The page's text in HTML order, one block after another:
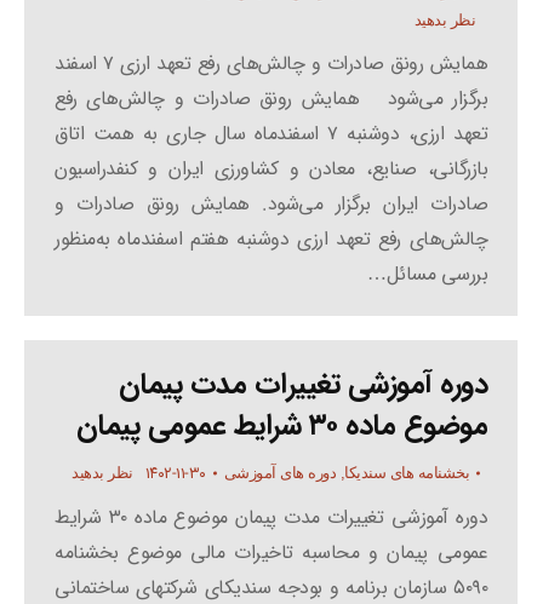
نظر بدهید
همایش رونق صادرات و چالش‌های رفع تعهد ارزی ۷ اسفند
برگزار می‌شود همایش رونق صادرات و چالش‌های رفع
تعهد ارزی، دوشنبه ۷ اسفندماه سال جاری به همت اتاق
بازرگانی، صنایع، معادن و کشاورزی ایران و کنفدراسیون
صادرات ایران برگزار می‌شود. همایش رونق صادرات و
چالش‌های رفع تعهد ارزی دوشنبه هفتم اسفندماه به‌منظور
بررسی مسائل…
دوره آموزشی تغییرات مدت پیمان
موضوع ماده ۳۰ شرایط عمومی پیمان
بخشنامه های سندیکا, دوره های آموزشی ۱۴۰۲-۱۱-۳۰ نظر بدهید
دوره آموزشی تغییرات مدت پیمان موضوع ماده ۳۰ شرایط
عمومی پیمان و محاسبه تاخیرات مالی موضوع بخشنامه
۵۰۹۰ سازمان برنامه و بودجه سندیکای شرکتهای ساختمانی